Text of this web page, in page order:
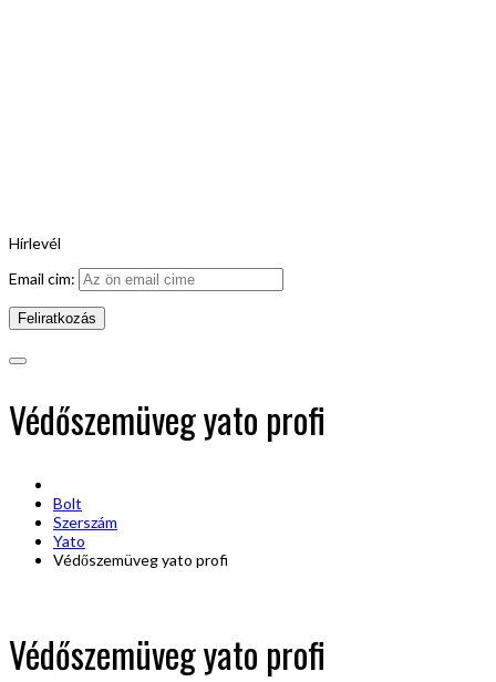
Hírlevél
Email cim:
Védőszemüveg yato profi
Bolt
Szerszám
Yato
Védőszemüveg yato profi
Védőszemüveg yato profi